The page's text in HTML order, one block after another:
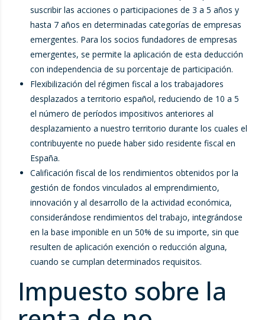
suscribir las acciones o participaciones de 3 a 5 años y
hasta 7 años en determinadas categorías de empresas
emergentes. Para los socios fundadores de empresas
emergentes, se permite la aplicación de esta deducción
con independencia de su porcentaje de participación.
Flexibilización del régimen fiscal a los trabajadores
desplazados a territorio español, reduciendo de 10 a 5
el número de períodos impositivos anteriores al
desplazamiento a nuestro territorio durante los cuales el
contribuyente no puede haber sido residente fiscal en
España.
Calificación fiscal de los rendimientos obtenidos por la
gestión de fondos vinculados al emprendimiento,
innovación y al desarrollo de la actividad económica,
considerándose rendimientos del trabajo, integrándose
en la base imponible en un 50% de su importe, sin que
resulten de aplicación exención o reducción alguna,
cuando se cumplan determinados requisitos.
Impuesto sobre la